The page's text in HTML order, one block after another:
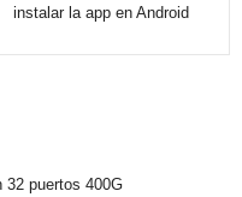
instalar la app en Android
32 puertos 400G